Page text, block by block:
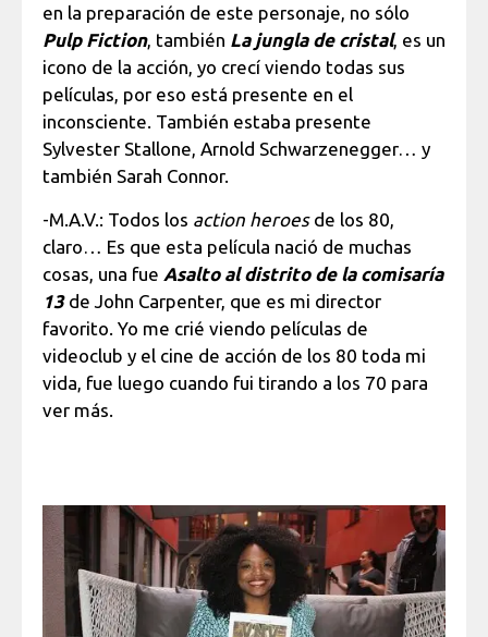
en la preparación de este personaje, no sólo
Pulp Fiction, también La jungla de cristal, es un
icono de la acción, yo crecí viendo todas sus
películas, por eso está presente en el
inconsciente. También estaba presente
Sylvester Stallone, Arnold Schwarzenegger… y
también Sarah Connor.
-M.A.V.: Todos los action heroesde los 80,
claro… Es que esta película nació de muchas
cosas, una fue Asalto al distrito de la comisaría
13de John Carpenter, que es mi director
favorito. Yo me crié viendo películas de
videoclub y el cine de acción de los 80 toda mi
vida, fue luego cuando fui tirando a los 70 para
ver más.